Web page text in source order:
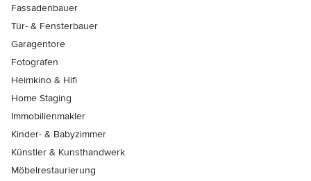
Fassadenbauer
Tür- & Fensterbauer
Garagentore
Fotografen
Heimkino & Hifi
Home Staging
Immobilienmakler
Kinder- & Babyzimmer
Künstler & Kunsthandwerk
Möbelrestaurierung